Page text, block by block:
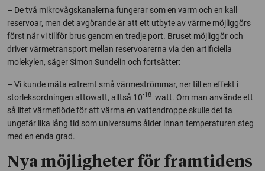
– De två mikrovågskanalerna fungerar som en varm och en kall
reservoar, men det avgörande är att ett utbyte av värme möjliggörs
först när vi tillför brus genom en tredje port. Bruset möjliggör och
driver värmetransport mellan reservoarerna via den artificiella
molekylen, säger Simon Sundelin och fortsätter:
– Vi kunde mäta extremt små värmeströmmar, ner till en effekt i
storleksordningen attowatt, alltså 10-18 watt. Om man använde ett
så litet värmeflöde för att värma en vattendroppe skulle det ta
ungefär lika lång tid som universums ålder innan temperaturen steg
med en enda grad.
Nya möjligheter för framtidens